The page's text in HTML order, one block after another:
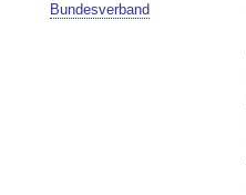
Bundesverband